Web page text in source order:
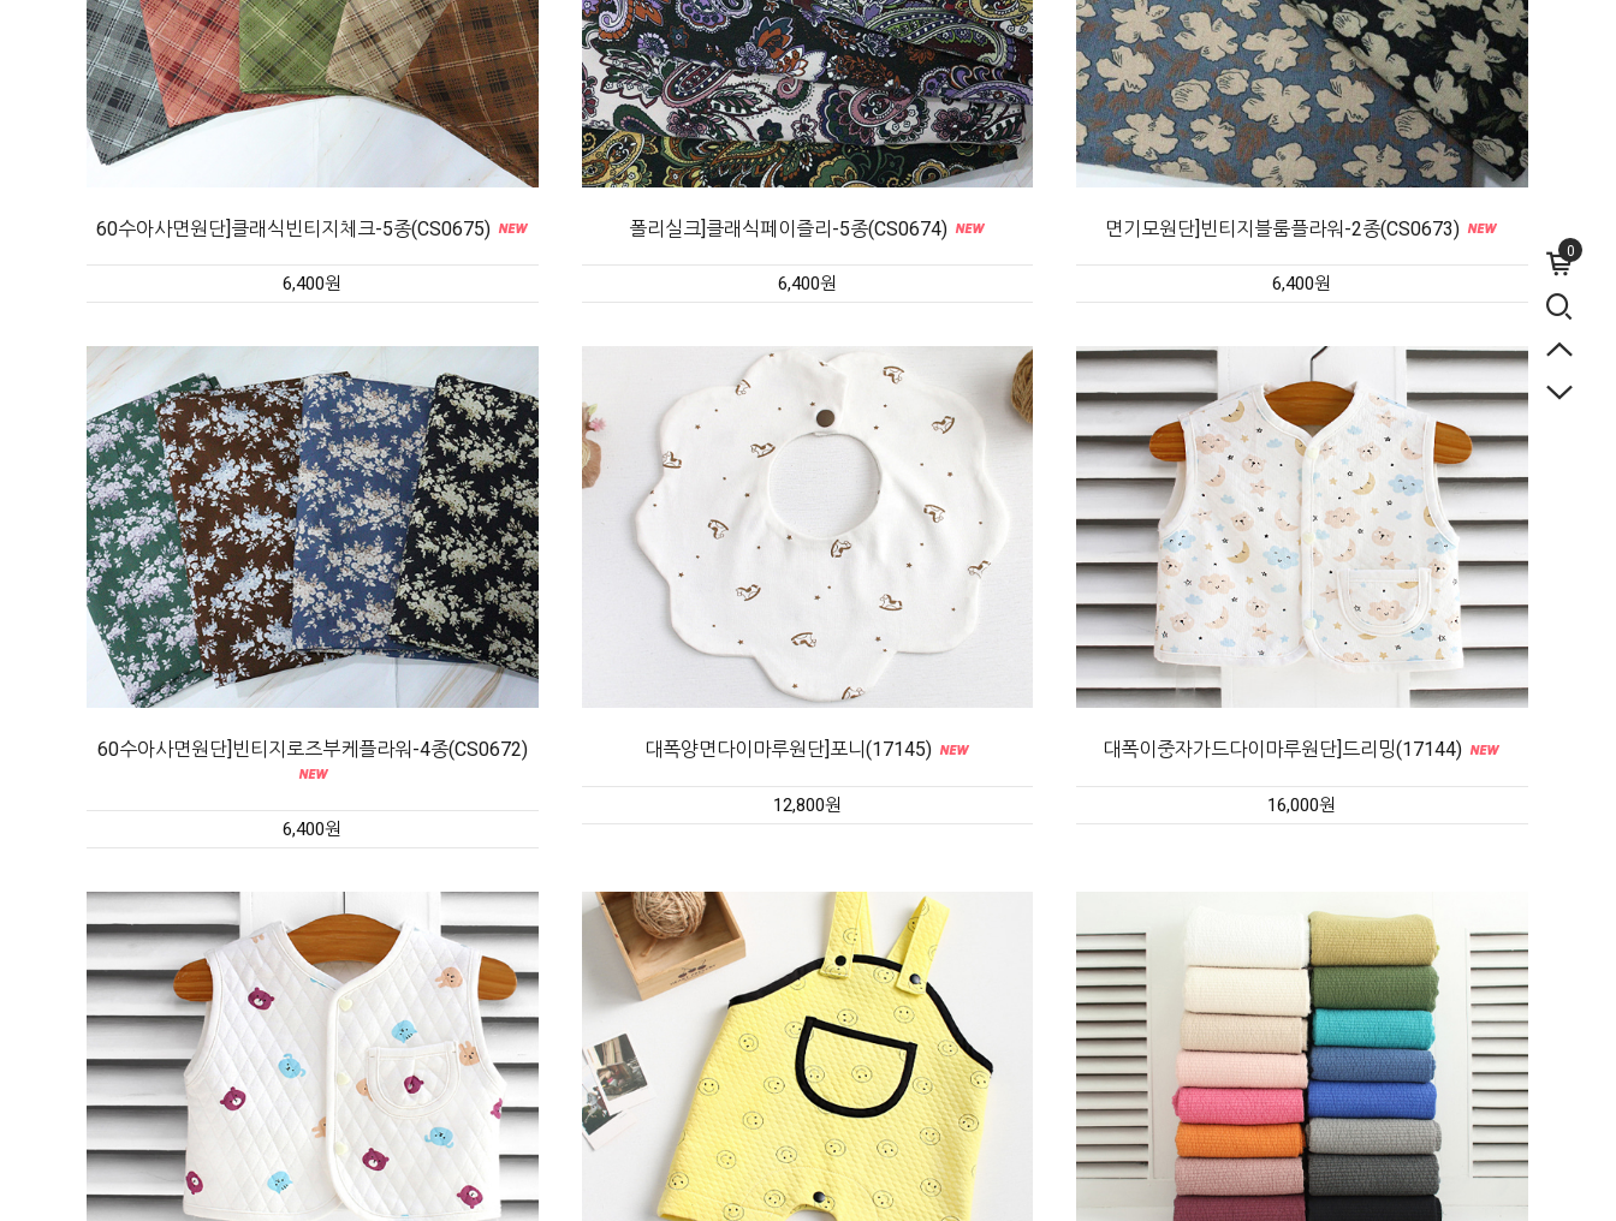
0
60수아사면원단]클래식빈티지체크-5종(CS0675)
6,400원
폴리실크]클래식페이즐리-5종(CS0674)
6,400원
면기모원단]빈티지블룸플라워-2종(CS0673)
6,400원
60수아사면원단]빈티지로즈부케플라워-4종(CS0672)
6,400원
대폭양면다이마루원단]포니(17145)
12,800원
대폭이중자가드다이마루원단]드리밍(17144)
16,000원